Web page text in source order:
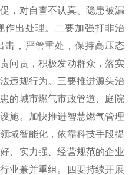
，对自查不认真、隐患被漏
作出处理。二要加强打非治
击，严管重处，保持高压态
问责，积极发动群众，落实
违规行为。三要推进源头治
的城市燃气市政管道、庭院
施。加快推进智慧燃气管理
域智能化，依靠科技手段提
、实力强、经营规范的企业
业兼并重组。四要持续开展